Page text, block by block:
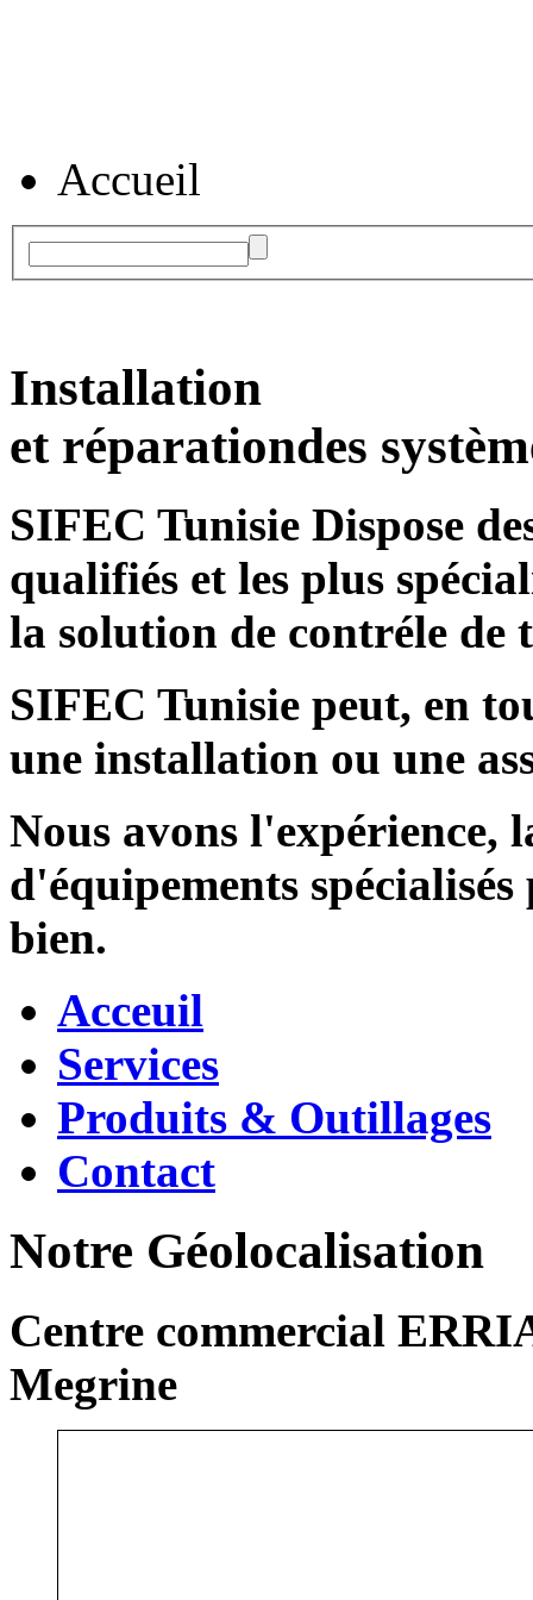
Accueil
Installation
et réparationdes
SIFEC Tunisie Dispose
qualifiés et les plus
la solution de contréle de
SIFEC Tunisie peut, en
une installation ou une
Nous avons l'expérience,
d'équipements
bien.
Acceuil
Services
Produits & Outillages
Contact
Notre Géolocalisation
Centre commercial
Megrine